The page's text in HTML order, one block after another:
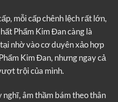
mỗi cấp chênh lệch rất lớn,
Phẩm Kim Đan càng là
nhờ vào cơ duyên xảo hợp
Kim Đan, nhưng ngay cả
trội của mình.
nghĩ, âm thầm bám theo thân